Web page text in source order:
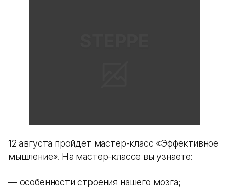
12 августа пройдет мастер-класс «Эффективное
мышление». На мастер-классе вы узнаете:
— особенности строения нашего мозга;